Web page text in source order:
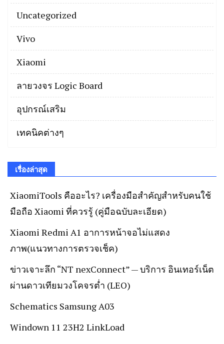
Uncategorized
Vivo
Xiaomi
ลายวงจร Logic Board
อุปกรณ์เสริม
เทคนิคต่างๆ
เรื่องล่าสุด
XiaomiTools คืออะไร? เครื่องมือสำคัญสำหรับคนใช้
มือถือ Xiaomi ที่ควรรู้ (คู่มือฉบับละเอียด)
Xiaomi Redmi A1 อาการหน้าจอไม่แสดง
ภาพ(แนวทางการตรวจเช็ค)
ข่าวเจาะลึก “NT nexConnect” — บริการ อินเทอร์เน็ต
ผ่านดาวเทียมวงโคจรต่ำ (LEO)
Schematics Samsung A03
Windown 11 23H2 LinkLoad